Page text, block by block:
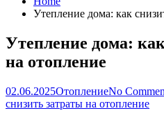
Утепление дома: как
Утепление дома:
на отопление
02.06.2025ОтоплениеNo
снизить затраты на отопление